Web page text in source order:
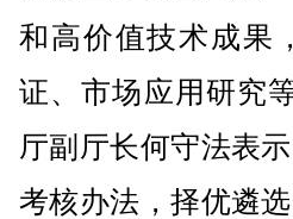
和高价值技术成果
证、市场应用研究
厅副厅长何守法表
考核办法，择优遴